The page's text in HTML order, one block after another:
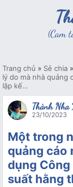
(Cam
Trang chủ » Sẻ chia »
lý do mà nhà quảng
lập kế...
Thành
23/10/2023
Một trong
quảng cáo
dụng
suất hằng